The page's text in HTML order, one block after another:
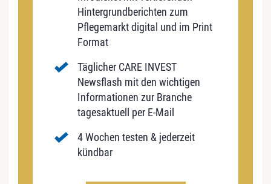
Hintergrundberichten zum
Pflegemarkt digital und im Print
Format
Täglicher CARE INVEST
Newsflash mit den wichtigen
Informationen zur Branche
tagesaktuell per E-Mail
4 Wochen testen & jederzeit
kündbar